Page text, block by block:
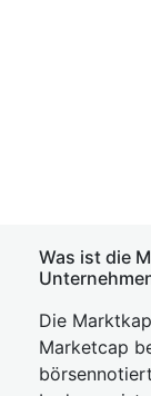
Was ist die
Die
Marketcap